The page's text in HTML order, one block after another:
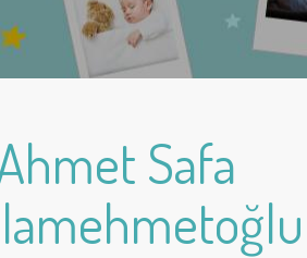
Safa